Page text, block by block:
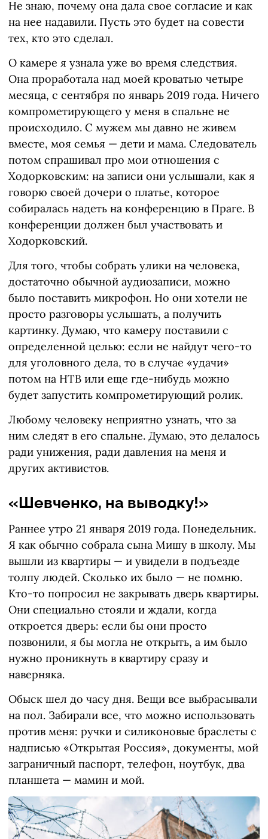
Не знаю, почему она дала свое согласие и как
на нее надавили. Пусть это будет на совести
тех, кто это сделал.
О камере я узнала уже во время следствия.
Она проработала над моей кроватью четыре
месяца, с сентября по январь 2019 года. Ничего
компрометирующего у меня в спальне не
происходило. С мужем мы давно не живем
вместе, моя семья — дети и мама. Следователь
потом спрашивал про мои отношения с
Ходорковским: на записи они услышали, как я
говорю своей дочери о платье, которое
собиралась надеть на конференцию в Праге. В
конференции должен был участвовать и
Ходорковский.
Для того, чтобы собрать улики на человека,
достаточно обычной аудиозаписи, можно
было поставить микрофон. Но они хотели не
просто разговоры услышать, а получить
картинку. Думаю, что камеру поставили с
определенной целью: если не найдут чего-то
для уголовного дела, то в случае «удачи»
потом на НТВ или еще где-нибудь можно
будет запустить компрометирующий ролик.
Любому человеку неприятно узнать, что за
ним следят в его спальне. Думаю, это делалось
ради унижения, ради давления на меня и
других активистов.
«Шевченко, на выводку!»
Раннее утро 21 января 2019 года. Понедельник.
Я как обычно собрала сына Мишу в школу. Мы
вышли из квартиры — и увидели в подъезде
толпу людей. Сколько их было — не помню.
Кто-то попросил не закрывать дверь квартиры.
Они специально стояли и ждали, когда
откроется дверь: если бы они просто
позвонили, я бы могла не открыть, а им было
нужно проникнуть в квартиру сразу и
наверняка.
Обыск шел до часу дня. Вещи все выбрасывали
на пол. Забирали все, что можно использовать
против меня: ручки и силиконовые браслеты с
надписью «Открытая Россия», документы, мой
заграничный паспорт, телефон, ноутбук, два
планшета — мамин и мой.